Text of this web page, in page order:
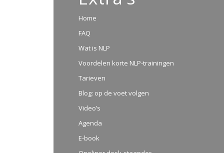
Home
FAQ
Wat is NLP
Voordelen korte NLP-trainingen
Tarieven
Blog: op de voet volgen
Video’s
Agenda
E-book